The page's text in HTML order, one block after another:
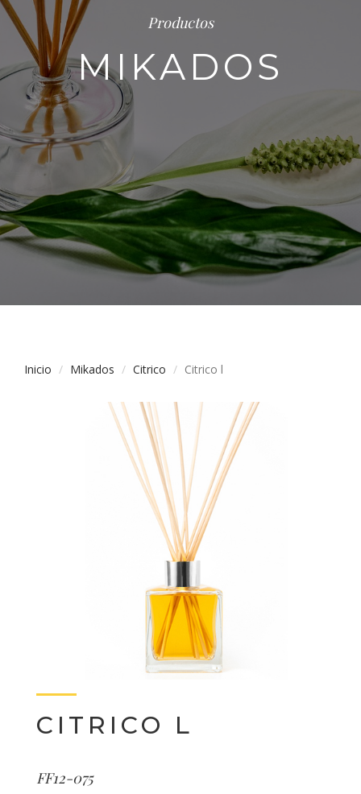
Productos
MIKADOS
Inicio Mikados Citrico Citrico l
CITRICO L
FF12-075